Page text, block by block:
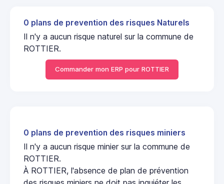
0 plans de prevention des risques Naturels
Il n'y a aucun risque naturel sur la commune de
ROTTIER.
Commander mon ERP pour ROTTIER
0 plans de prevention des risques miniers
Il n'y a aucun risque minier sur la commune de
ROTTIER.
À ROTTIER, l'absence de plan de prévention